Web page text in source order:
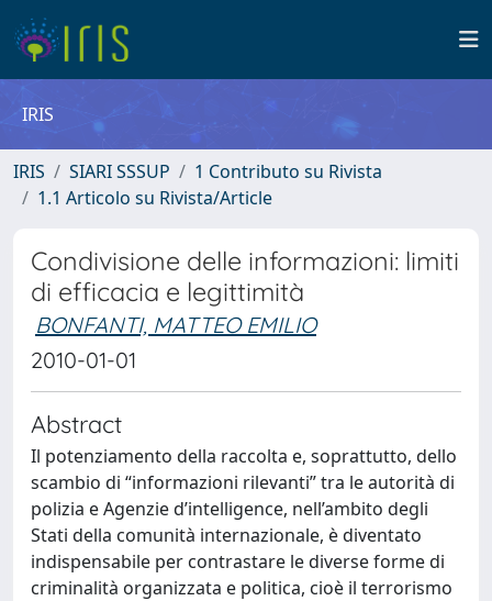
IRIS
IRIS SIARI SSSUP
1 Contributo su Rivista
1.1 Articolo su Rivista/Article
Condivisione delle informazioni: limiti
di efficacia e legittimità
BONFANTI, MATTEO EMILIO
2010-01-01
Abstract
Il potenziamento della raccolta e, soprattutto, dello
scambio di “informazioni rilevanti” tra le autorità di
polizia e Agenzie d’intelligence, nell’ambito degli
Stati della comunità internazionale, è diventato
indispensabile per contrastare le diverse forme di
criminalità organizzata e politica, cioè il terrorismo